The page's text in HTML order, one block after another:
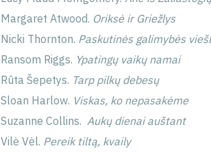
Margaret Atwood. Oriksė ir Griežlys
Nicki Thornton. Paskutinės galimybės
Ransom Riggs. Ypatingų vaikų namai
Rūta Šepetys. Tarp pilkų debesų
Sloan Harlow. Viskas, ko nepasakėme
Suzanne Collins. Aukų dienai auštant
Vilė Vėl. Pereik tiltą, kvaily